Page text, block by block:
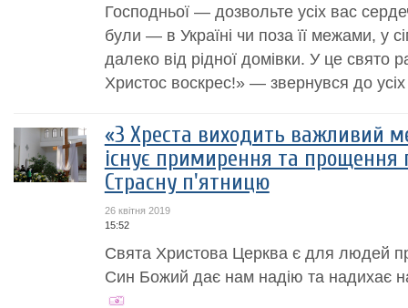
Господньої — дозвольте усіх вас
були — в Україні чи поза її межами, у
далеко від рідної домівки. У це свято
Христос воскрес!» — звернувся до усіх
«З Хреста виходить важливий
існує примирення та прощення
Страсну п'ятницю
26 квітня 2019
15:52
Свята Христова Церква є для людей
Син Божий дає нам надію та надихає